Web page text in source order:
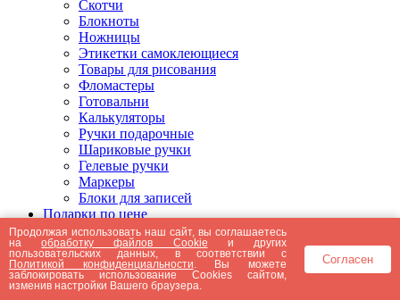
Скотчи
Блокноты
Ножницы
Этикетки самоклеющиеся
Товары для рисования
Фломастеры
Готовальни
Калькуляторы
Ручки подарочные
Шариковые ручки
Гелевые ручки
Маркеры
Блоки для записей
Подарки по цене
Подарки от 5000 рублей
Подарки до 5000 рублей
Подарки до 3000 рублей
Подарки до 2000 рублей
Подарки до 1000 рублей
Продолжая использовать наш сайт, вы соглашаетесь
наобработку файлов Cookie и других
пользовательских данных, в соответствии с
Политикой конфиденциальности . Вы можете
заблокировать использование Cookies сайтом,
изменив настройки Вашего браузера.
Согласен